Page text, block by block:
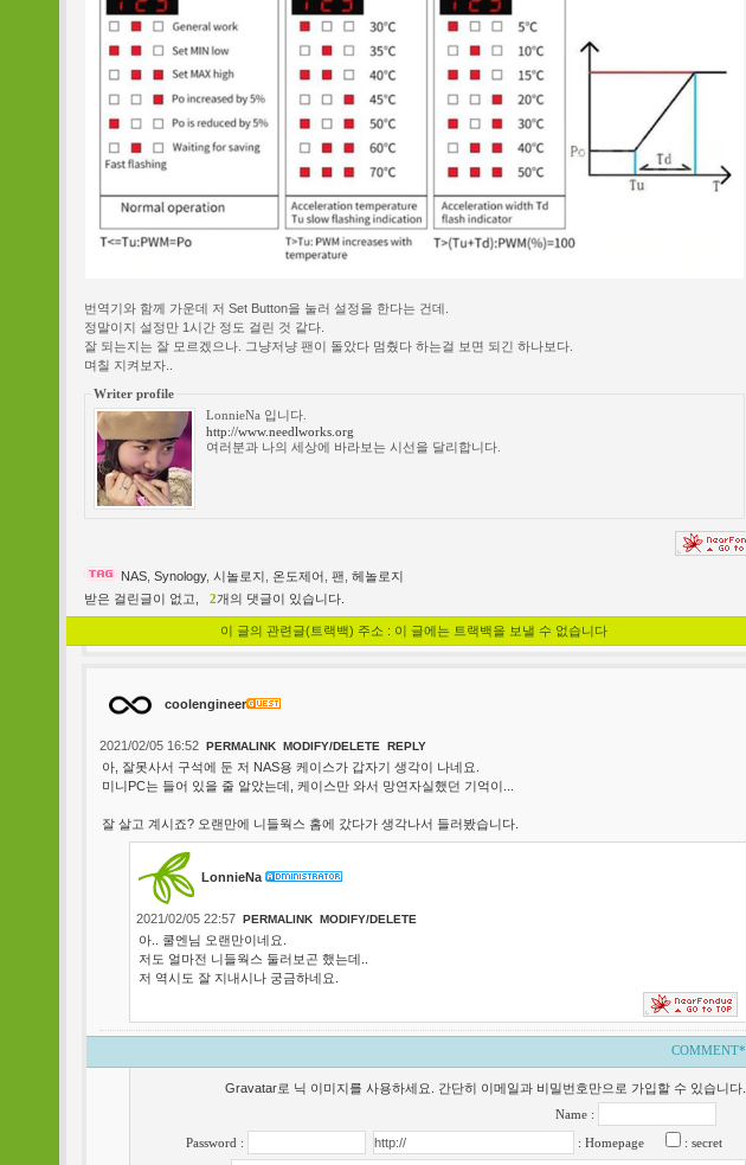
번역기와 함께 가운데 저 Set Button을 눌러 설정을 한다는 건데.
정말이지 설정만 1시간 정도 걸린 것 같다.
잘 되는지는 잘 모르겠으나. 그냥저냥 팬이 돌았다 멈췄다 하는걸 보면 되긴 하나보다.
며칠 지켜보자..
Writer profile
LonnieNa 입니다.
http://www.needlworks.org
여러분과 나의 세상에 바라보는 시선을 달리합니다.
NAS, Synology, 시놀로지 , 온도제어 , 팬, 헤놀로지
받은 걸린글이 없고,
2개의 댓글이 있습니다.
이 글의 관련글(트랙백) 주소 : 이 글에는 트랙백을 보낼 수 없습니다
coolengineer
2021/02/05 16:52 PERMALINK MODIFY/DELETE REPLY
아, 잘못사서 구석에 둔 저 NAS용 케이스가 갑자기 생각이 나네요.
미니PC는 들어 있을 줄 알았는데, 케이스만 와서 망연자실했던 기억이...
잘 살고 계시죠? 오랜만에 니들웍스 홈에 갔다가 생각나서 들러봤습니다.
LonnieNa
2021/02/05 22:57 PERMALINK MODIFY/DELETE
아.. 쿨엔님 오랜만이네요.
저도 얼마전 니들웍스 둘러보곤 했는데..
저 역시도 잘 지내시나 궁금하네요.
COMMENT*
Gravatar로 닉 이미지를 사용하세요. 간단히 이메일과 비밀번호만으로 가입할 수 있습니다.
Name :
Password :
: Homepage : secret